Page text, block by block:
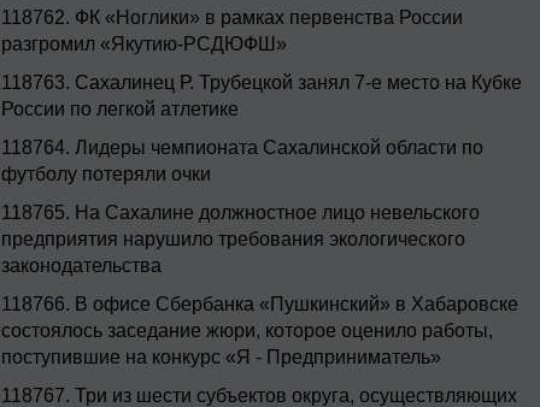
118762. ФК «Ноглики» в рамках первенства России
разгромил «Якутию-РСДЮФШ»
118763. Сахалинец Р. Трубецкой занял 7-е место на Кубке
России по легкой атлетике
118764. Лидеры чемпионата Сахалинской области по
футболу потеряли очки
118765. На Сахалине должностное лицо невельского
предприятия нарушило требования экологического
законодательства
118766. В офисе Сбербанка «Пушкинский» в Хабаровске
состоялось заседание жюри, которое оценило работы,
поступившие на конкурс «Я - Предприниматель»
118767. Три из шести субъектов округа, осуществляющих